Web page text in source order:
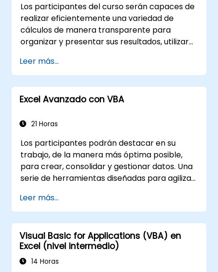
como flujos de trabajo controlados por
eventos para aplicaciones empresariales.
Los participantes del curso serán capaces de
realizar eficientemente una variedad de
cálculos de manera transparente para
organizar y presentar sus resultados, utilizar
acelerar la creación de hojas de cálculo, así
como proteger los cálculos y sus resultados
contra personas no autorizadas.
Leer más...
Excel Avanzado con VBA
21 Horas
Los participantes podrán destacar en su
trabajo, de la manera más óptima posible,
para crear, consolidar y gestionar datos. Una
serie de herramientas diseñadas para agilizar
tiempo dedicado a las actividades realizadas
hasta ahora, y ayudarte a diseñar una
aplicación capaz de realizar nuevas tareas.
Leer más...
Visual Basic for Applications (VBA) en
Excel (nivel intermedio)
14 Horas